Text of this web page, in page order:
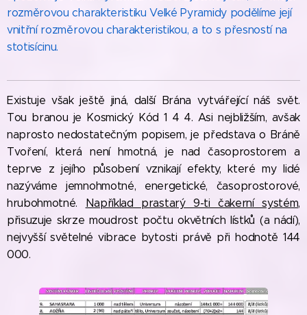
rozměrovou charakteristiku Velké Pyramidy podělíme její
vnitřní rozměrovou charakteristikou, a to s přesností na
stotisícinu.
Existuje však ještě jiná, další Brána vytvářející náš svět.
Tou branou je Kosmický Kód 1 4 4. Asi nejbližším, avšak
naprosto nedostatečným popisem, je představa o Bráně
Tvoření, která není hmotná, je nad časoprostorem a
teprve z jejího působení vznikají efekty, které my lidé
nazýváme jemnohmotné, energetické, časoprostorové,
hrubohmotné. Například prastarý 9-ti čakerní systém,
přisuzuje skrze moudrost počtu okvětních lístků (a nádí),
nejvyšší světelné vibrace bytosti právě při hodnotě 144
000.